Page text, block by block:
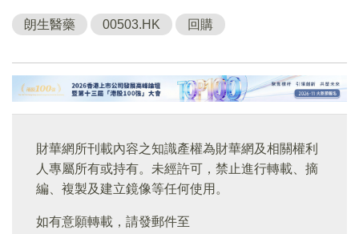
朗生醫藥 00503.HK 回購
財華網所刊載內容之知識產權為財華網及相關權利
人專屬所有或持有。未經許可，禁止進行轉載、摘
編、複製及建立鏡像等任何使用。
如有意願轉載，請發郵件至